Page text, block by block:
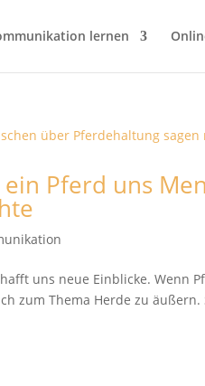
lernen
Pferd uns
uns neue Einblicke. Wenn
zum Thema Herde zu